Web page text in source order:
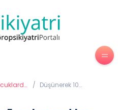
/ Düşünerek 10